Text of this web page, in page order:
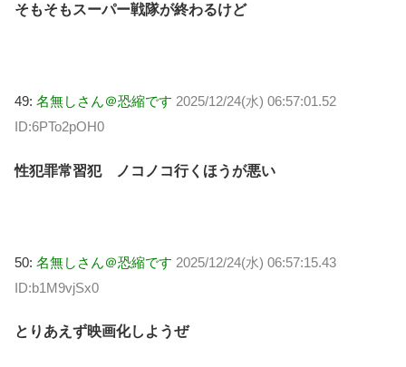
そもそもスーパー戦隊が終わるけど
49: 名無しさん＠恐縮です 2025/12/24(水) 06:57:01.52
ID:6PTo2pOH0
性犯罪常習犯 ノコノコ行くほうが悪い
50: 名無しさん＠恐縮です 2025/12/24(水) 06:57:15.43
ID:b1M9vjSx0
とりあえず映画化しようぜ